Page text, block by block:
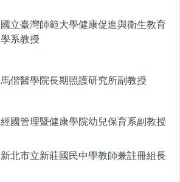
國立臺灣師範大學健康促進與衛生教育
學系教授
馬偕醫學院長期照護研究所副教授
經國管理暨健康學院幼兒保育系副教授
新北市立新莊國民中學教師兼註冊組長